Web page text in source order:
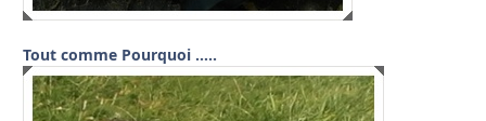
Tout comme Pourquoi …..